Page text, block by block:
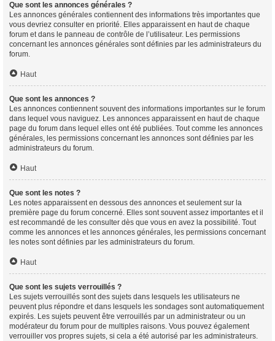
Que sont les annonces générales ?
Les annonces générales contiennent des informations très importantes que
vous devriez consulter en priorité. Elles apparaissent en haut de chaque
forum et dans le panneau de contrôle de l’utilisateur. Les permissions
concernant les annonces générales sont définies par les administrateurs du
forum.
Haut
Que sont les annonces ?
Les annonces contiennent souvent des informations importantes sur le forum
dans lequel vous naviguez. Les annonces apparaissent en haut de chaque
page du forum dans lequel elles ont été publiées. Tout comme les annonces
générales, les permissions concernant les annonces sont définies par les
administrateurs du forum.
Haut
Que sont les notes ?
Les notes apparaissent en dessous des annonces et seulement sur la
première page du forum concerné. Elles sont souvent assez importantes et il
est recommandé de les consulter dès que vous en avez la possibilité. Tout
comme les annonces et les annonces générales, les permissions concernant
les notes sont définies par les administrateurs du forum.
Haut
Que sont les sujets verrouillés ?
Les sujets verrouillés sont des sujets dans lesquels les utilisateurs ne
peuvent plus répondre et dans lesquels les sondages sont automatiquement
expirés. Les sujets peuvent être verrouillés par un administrateur ou un
modérateur du forum pour de multiples raisons. Vous pouvez également
verrouiller vos propres sujets, si cela a été autorisé par les administrateurs.